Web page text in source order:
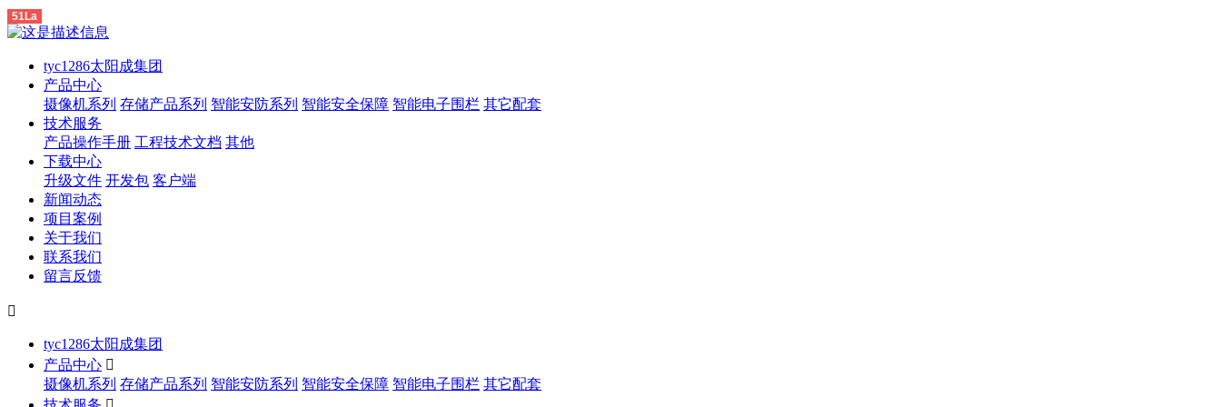
51La
tyc1286太阳成集团
产品中心
摄像机系列 存储产品系列 智能安防系列 智能安全保障 智能电子围栏 其它配套
技术服务
产品操作手册 工程技术文档 其他
下载中心
升级文件 开发包 客户端
新闻动态
项目案例
关于我们
联系我们
留言反馈

tyc1286太阳成集团
产品中心 
摄像机系列 存储产品系列 智能安防系列 智能安全保障 智能电子围栏 其它配套